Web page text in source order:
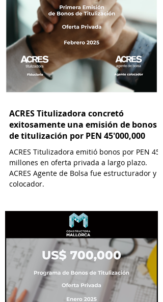
ACRES Titulizadora concretó
exitosamente una emisión de bonos
de titulización por PEN 45'000,000
ACRES Titulizadora emitió bonos por PEN 45
millones en oferta privada a largo plazo.
ACRES Agente de Bolsa fue estructurador y
colocador.